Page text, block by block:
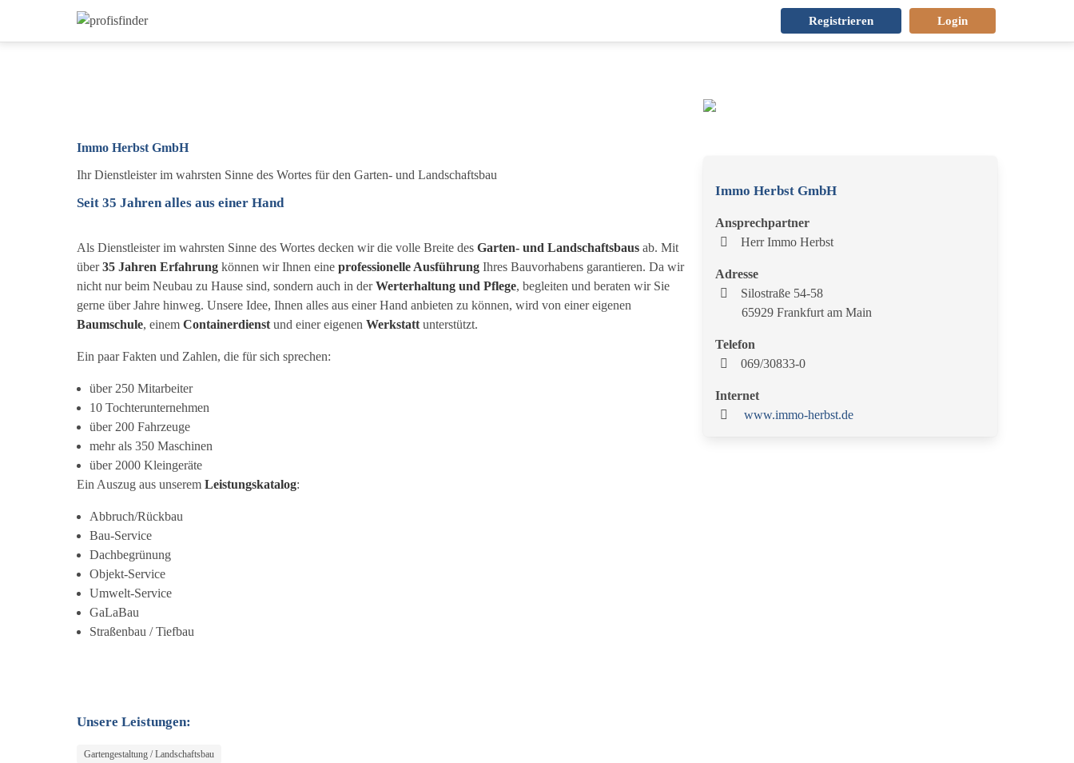
Registrieren Login
Immo Herbst GmbH
Ihr Dienstleister im wahrsten Sinne des Wortes für den Garten- und Landschaftsbau
Seit 35 Jahren alles aus einer Hand
Als Dienstleister im wahrsten Sinne des Wortes decken wir die volle Breite des Garten- und Landschaftsbaus ab. Mit
über35 Jahren Erfahrung können wir Ihnen eine professionelle Ausführung Ihres Bauvorhabens garantieren. Da wir
nicht nur beim Neubau zu Hause sind, sondern auch in derWerterhaltung und Pflege, begleiten und beraten wir Sie
gerne über Jahre hinweg. Unsere Idee, Ihnen alles aus einer Hand anbieten zu können, wird von einer eigenen
Baumschule, einem Containerdienst und einer eigenen Werkstatt unterstützt.
Ein paar Fakten und Zahlen, die für sich sprechen:
über 250 Mitarbeiter
10 Tochterunternehmen
über 200 Fahrzeuge
mehr als 350 Maschinen
über 2000 Kleingeräte
Ein Auszug aus unserem Leistungskatalog:
Abbruch/Rückbau
Bau-Service
Dachbegrünung
Objekt-Service
Umwelt-Service
GaLaBau
Straßenbau / Tiefbau
Unsere Leistungen:
Gartengestaltung / Landschaftsbau
Immo Herbst GmbH
Ansprechpartner
Herr Immo Herbst
Adresse
Silostraße 54-58
65929 Frankfurt am Main
Telefon
069/30833-0
Internet
www.immo-herbst.de